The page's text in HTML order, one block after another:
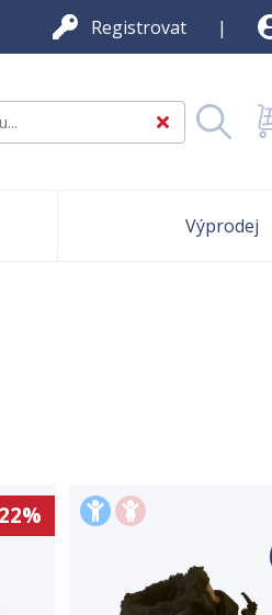
Registrovat
Výprodej